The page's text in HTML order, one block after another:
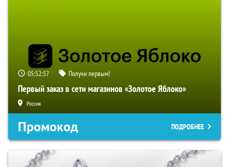
05:52:56 Получи первым!
Первый заказ в сети магазинов «Золотое Яблоко»
Россия
Промокод ПОДРОБНЕЕ